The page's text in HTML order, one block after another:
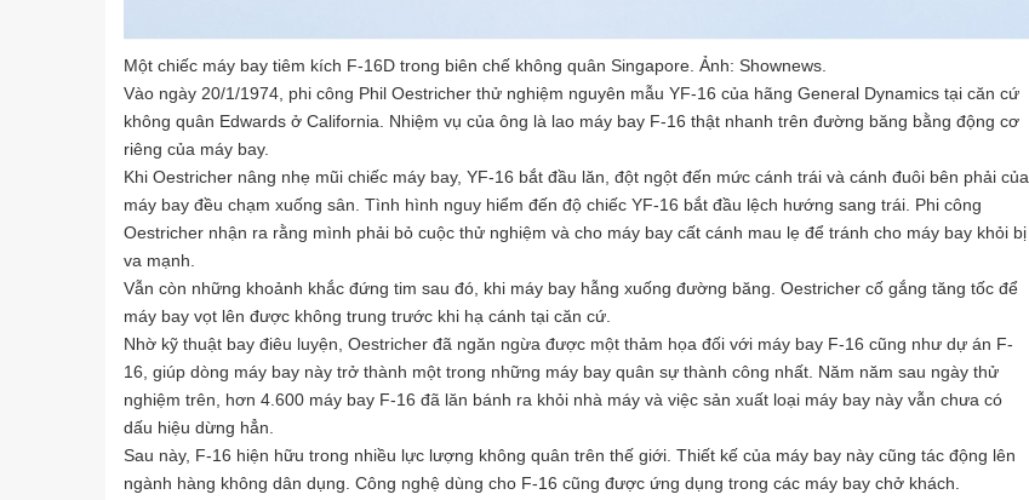
Một chiếc máy bay tiêm kích F-16D trong biên chế không quân Singapore. Ảnh: Shownews.
Vào ngày 20/1/1974, phi công Phil Oestricher thử nghiệm nguyên mẫu YF-16 của hãng General Dynamics tại căn cứ
không quân Edwards ở California. Nhiệm vụ của ông là lao máy bay F-16 thật nhanh trên đường băng bằng động cơ
riêng của máy bay.
Khi Oestricher nâng nhẹ mũi chiếc máy bay, YF-16 bắt đầu lăn, đột ngột đến mức cánh trái và cánh đuôi bên phải của
máy bay đều chạm xuống sân. Tình hình nguy hiểm đến độ chiếc YF-16 bắt đầu lệch hướng sang trái. Phi công
Oestricher nhận ra rằng mình phải bỏ cuộc thử nghiệm và cho máy bay cất cánh mau lẹ để tránh cho máy bay khỏi bị
va mạnh.
Vẫn còn những khoảnh khắc đứng tim sau đó, khi máy bay hẫng xuống đường băng. Oestricher cố gắng tăng tốc để
máy bay vọt lên được không trung trước khi hạ cánh tại căn cứ.
Nhờ kỹ thuật bay điêu luyện, Oestricher đã ngăn ngừa được một thảm họa đối với máy bay F-16 cũng như dự án F-
16, giúp dòng máy bay này trở thành một trong những máy bay quân sự thành công nhất. Năm năm sau ngày thử
nghiệm trên, hơn 4.600 máy bay F-16 đã lăn bánh ra khỏi nhà máy và việc sản xuất loại máy bay này vẫn chưa có
dấu hiệu dừng hẳn.
Sau này, F-16 hiện hữu trong nhiều lực lượng không quân trên thế giới. Thiết kế của máy bay này cũng tác động lên
ngành hàng không dân dụng. Công nghệ dùng cho F-16 cũng được ứng dụng trong các máy bay chở khách.